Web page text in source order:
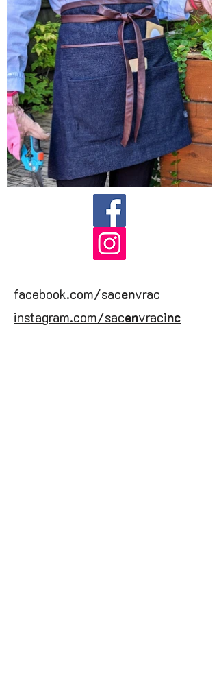
facebook.com/sacenvrac
instagram.com/sacenvracinc